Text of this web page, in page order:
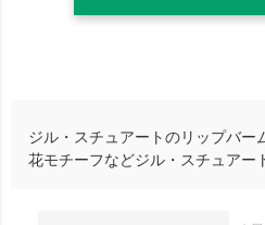
ジル・スチュアートのリップバー
花モチーフなどジル・スチュアー